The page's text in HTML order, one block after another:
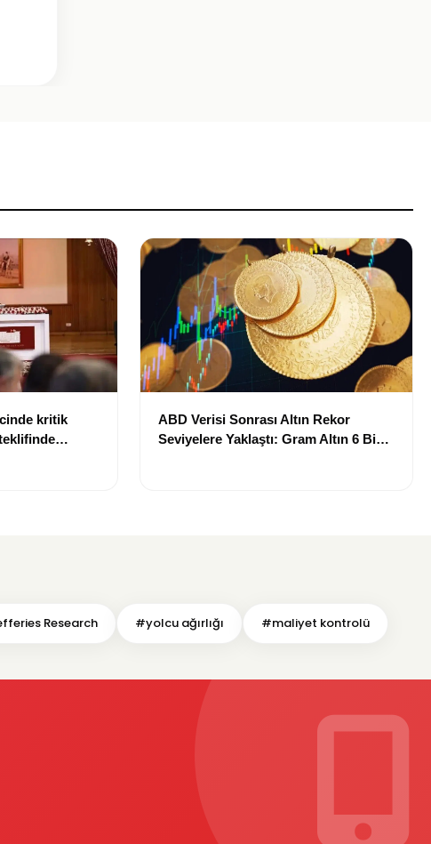
kritik
ABD Verisi Sonrası Altın Rekor
Seviyelere Yaklaştı: Gram Altın 6 Bin
Research #yolcu ağırlığı #maliyet kontrolü